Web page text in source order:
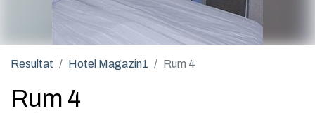
Resultat Hotel Magazin1 Rum 4
Rum 4